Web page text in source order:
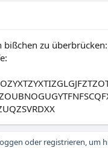
bißchen zu
oder registrieren, um